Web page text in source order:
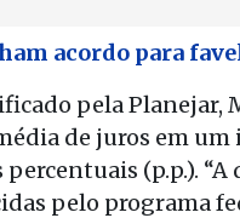
acordo para
pela Planejar,
de juros em
(p.p.).
pelo programa